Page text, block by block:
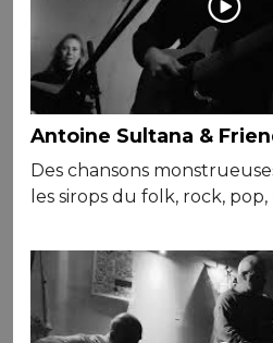
Antoine Sultana &
Des chansons
les sirops du folk, rock, pop,